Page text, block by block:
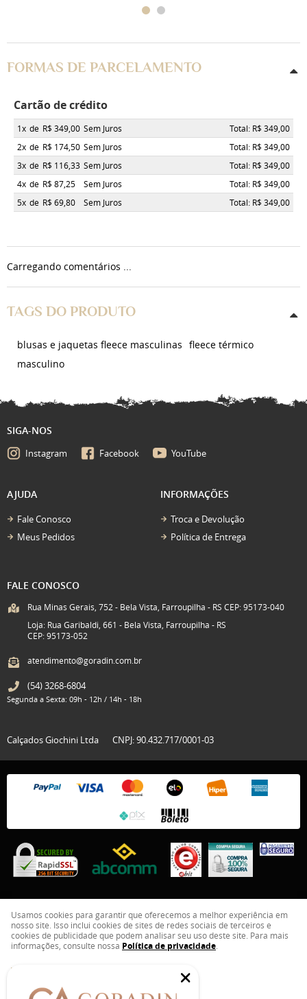
FORMAS DE PARCELAMENTO
Cartão de crédito
1x de R$ 349,00 Sem Juros
Total: R$ 349,00
2x de R$ 174,50 Sem Juros
Total: R$ 349,00
3x de R$ 116,33 Sem Juros
Total: R$ 349,00
4x de R$ 87,25 Sem Juros
Total: R$ 349,00
5x de R$ 69,80 Sem Juros Total: R$ 349,00
Carregando comentários ...
TAGS DO PRODUTO
blusas e jaquetas fleece masculinas fleece térmico
masculino
SIGA-NOS
Instagram Facebook YouTube
AJUDA
Fale Conosco
Meus Pedidos
INFORMAÇÕES
Troca e Devolução
Política de Entrega
FALE CONOSCO
Rua Minas Gerais, 752 - Bela Vista, Farroupilha - RS CEP: 95173-040
Loja: Rua Garibaldi, 661 - Bela Vista, Farroupilha - RS
CEP: 95173-052
atendimento@goradin.com.br
(54)3268-6804
Segunda a Sexta: 09h - 12h / 14h - 18h
Calçados Giochini Ltda CNPJ: 90.432.717/0001-03
LOJA VIRTUAL CRIADA POR
Usamos cookies para garantir que oferecemos a melhor experiência em
nosso site. Isso inclui cookies de sites de redes sociais de terceiros e
cookies de publicidade que podem analisar seu uso deste site. Para mais
informações, consulte nossa Política de privacidade